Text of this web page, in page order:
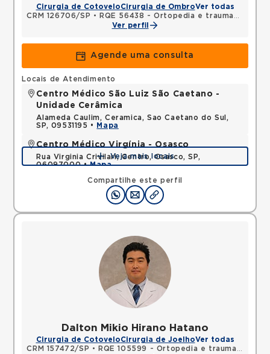
Cirurgia de CotoveloCirurgia de OmbroVer todas
CRM 126706/SP •
RQE 56438 - Ortopedia e traumatologia
Ver perfil
Agende uma consulta
Compartilhe este perfil
Locais de Atendimento
Centro Médico São Luiz São Caetano -
Unidade Cerâmica
Alameda Caulim, Ceramica, Sao Caetano do Sul,
SP, 09531195 •
Mapa
Centro Médico Virgínia - Osasco
Rua Virginia Crivilari, Centro, Osasco, SP,
06097000 •Mapa
Veja mais locais
Dalton Mikio Hirano Hatano
Cirurgia de CotoveloCirurgia de JoelhoVer todas
CRM 157472/SP •
RQE 105599 - Ortopedia e traumatologia